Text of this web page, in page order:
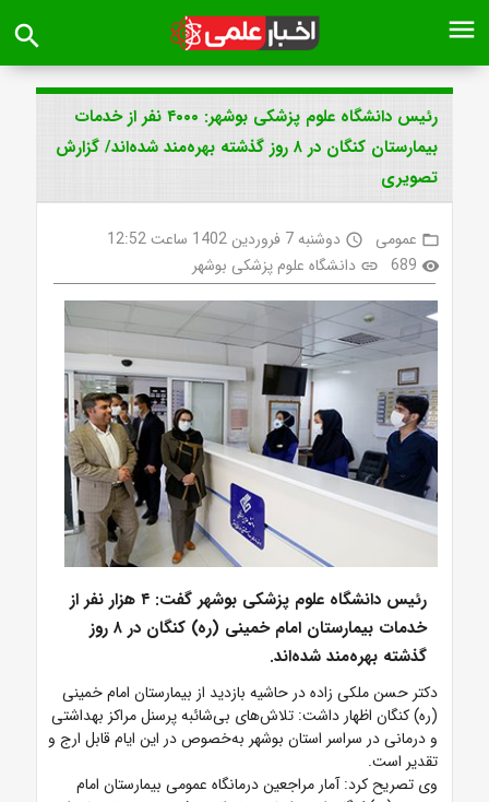
menu
search
رئیس دانشگاه علوم پزشکی بوشهر: ۴۰۰۰ نفر از خدمات
بیمارستان کنگان در ۸ روز گذشته بهره‌مند شده‌اند/ گزارش
تصویری
folder_open عمومی access_time دوشنبه 7 فروردین 1402 ساعت 12:52
visibility
689
link دانشگاه علوم پزشکی بوشهر
رئیس دانشگاه علوم پزشکی بوشهر گفت: ۴ هزار نفر از
خدمات بیمارستان امام خمینی (ره) کنگان در ۸ روز
گذشته بهره‌مند شده‌اند.
دکتر حسن ملکی زاده در حاشیه بازدید از بیمارستان امام خمینی
(ره) کنگان اظهار داشت: تلاش‌های بی‌شائبه پرسنل مراکز بهداشتی
و درمانی در سراسر استان بوشهر به‌خصوص در این ایام قابل ارج و
تقدیر است.
وی تصریح کرد: آمار مراجعین درمانگاه عمومی بیمارستان امام